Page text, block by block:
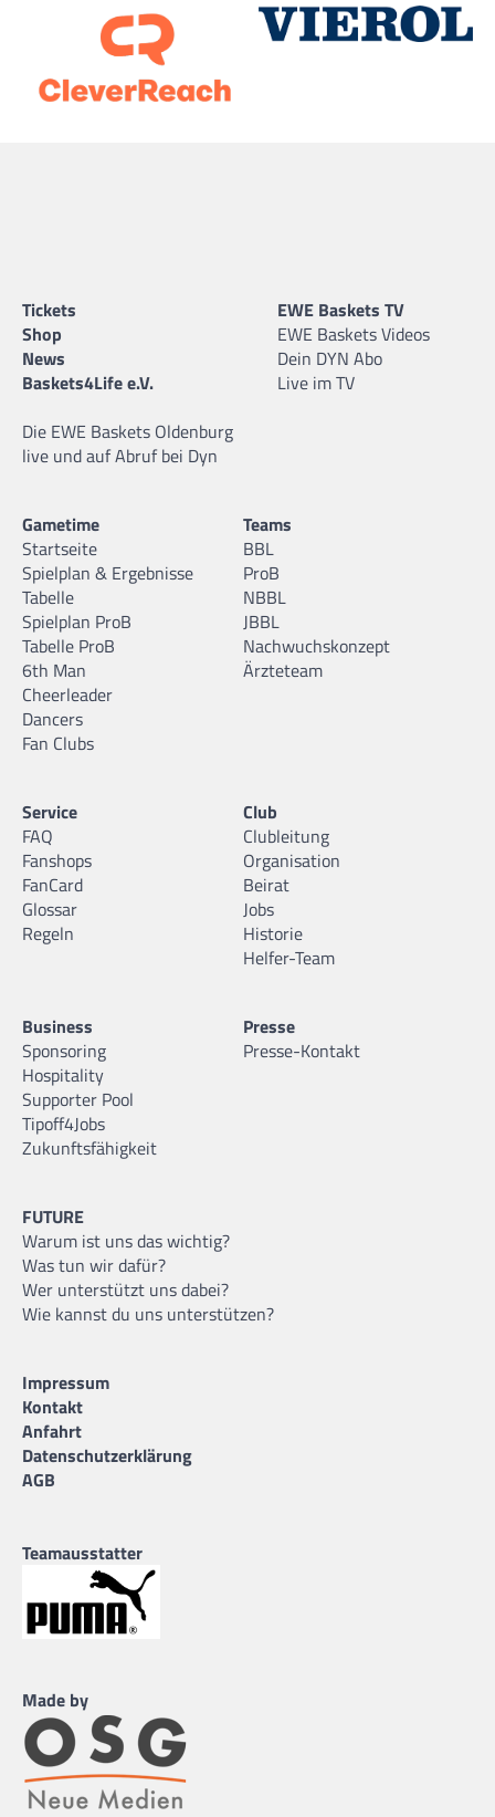
Tickets
Shop
News
Baskets4Life e.V.
Die EWE Baskets Oldenburg
live und auf Abruf bei Dyn
EWE Baskets TV
EWE Baskets Videos
Dein DYN Abo
Live im TV
Gametime
Startseite
Spielplan & Ergebnisse
Tabelle
Spielplan ProB
Tabelle ProB
6th Man
Cheerleader
Dancers
Fan Clubs
Teams
BBL
ProB
NBBL
JBBL
Nachwuchskonzept
Ärzteteam
Service
FAQ
Fanshops
FanCard
Glossar
Regeln
Club
Clubleitung
Organisation
Beirat
Jobs
Historie
Helfer-Team
Business
Sponsoring
Hospitality
Supporter Pool
Tipoff4Jobs
Zukunftsfähigkeit
Presse
Presse-Kontakt
FUTURE
Warum ist uns das wichtig?
Was tun wir dafür?
Wer unterstützt uns dabei?
Wie kannst du uns unterstützen?
Impressum
Kontakt
Anfahrt
Datenschutzerklärung
AGB
Teamausstatter
Made by